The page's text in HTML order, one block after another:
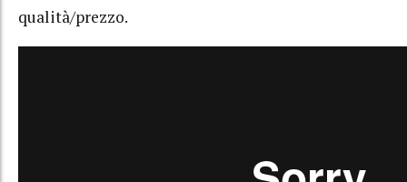
qualità/prezzo.